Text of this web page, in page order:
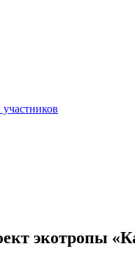
экотропы